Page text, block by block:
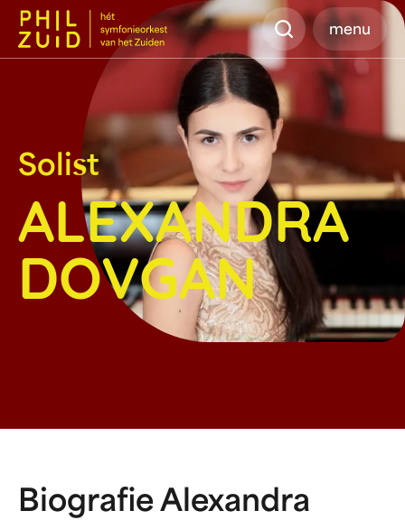
Zoeken
menu
ALEXANDRA
DOVGAN
Solist
Biografie Alexandra